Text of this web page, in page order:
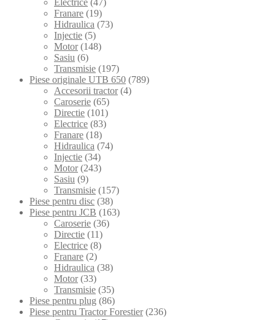
Franare (19)
Hidraulica (73)
Injectie (5)
Motor (148)
Sasiu (6)
Transmisie (197)
Piese originale UTB 650 (789)
Accesorii tractor (4)
Caroserie (65)
Directie (101)
Electrice (83)
Franare (18)
Hidraulica (74)
Injectie (34)
Motor (243)
Sasiu (9)
Transmisie (157)
Piese pentru disc (38)
Piese pentru JCB (163)
Caroserie (36)
Directie (11)
Electrice (8)
Franare (2)
Hidraulica (38)
Motor (33)
Transmisie (35)
Piese pentru plug (86)
Piese pentru Tractor Forestier (236)